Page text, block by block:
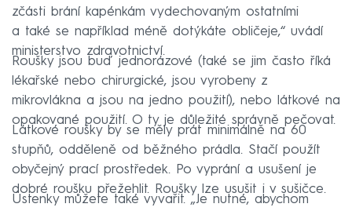
zčásti brání kapénkám vydechovaným ostatními
a také se například méně dotýkáte obličeje,“ uvádí
ministerstvo zdravotnictví.
Roušky jsou buď jednorázové (také se jim často říká
lékařské nebo chirurgické, jsou vyrobeny z
mikrovlákna a jsou na jedno použití), nebo látkové na
opakované použití. O ty je důležité správně pečovat.
Látkové roušky by se měly prát minimálně na 60
stupňů, odděleně od běžného prádla. Stačí použít
obyčejný prací prostředek. Po vyprání a usušení je
dobré roušku přežehlit. Roušky lze usušit i v sušičce.
Ústenky můžete také vyvařit. „Je nutné, abychom